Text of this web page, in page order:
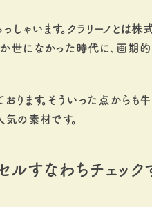
しゃいます。クラリーノとは株
世になかった時代に、画期
ります。そういった点からも
の素材です。
ルすなわちチェック